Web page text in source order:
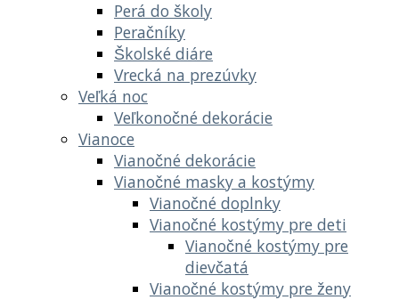
Perá do školy
Peračníky
Školské diáre
Vrecká na prezúvky
Veľká noc
Veľkonočné dekorácie
Vianoce
Vianočné dekorácie
Vianočné masky a kostýmy
Vianočné doplnky
Vianočné kostýmy pre deti
Vianočné kostýmy pre
dievčatá
Vianočné kostýmy pre ženy